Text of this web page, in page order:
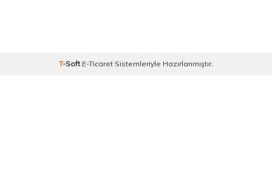
T-Soft E-Ticaret Sistemleriyle Hazırlanmıştır.